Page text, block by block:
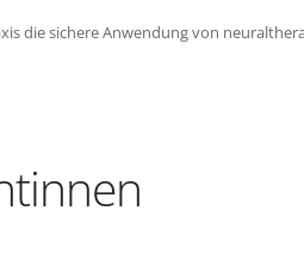
die sichere Anwendung von